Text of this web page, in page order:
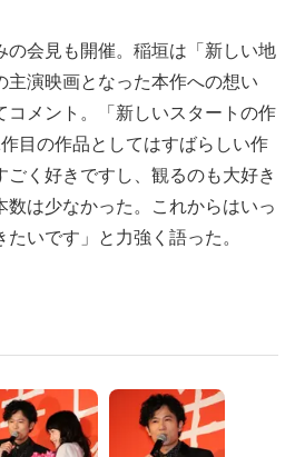
の会見も開催。稲垣は「新しい地
主演映画となった本作への想い
コメント。「新しいスタートの作
目の作品としてはすばらしい作
く好きですし、観るのも大好き
数は少なかった。これからはいっ
いです」と力強く語った。